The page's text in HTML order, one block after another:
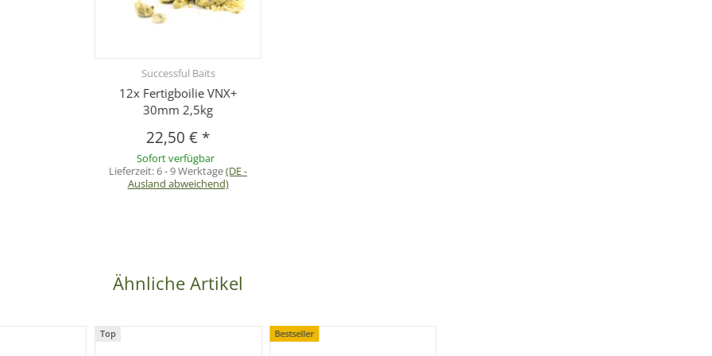
Successful Baits
12x Fertigboilie VNX+
30mm 2,5kg
22,50 €*
Sofort verfügbar
Lieferzeit:6 - 9 Werktage(DE -
Ausland abweichend)
Ähnliche Artikel
Top Bestseller